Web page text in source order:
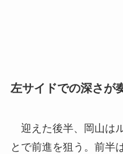
左サイドでの深さが
迎えた後半、岡山は
とで前進を狙う。前半